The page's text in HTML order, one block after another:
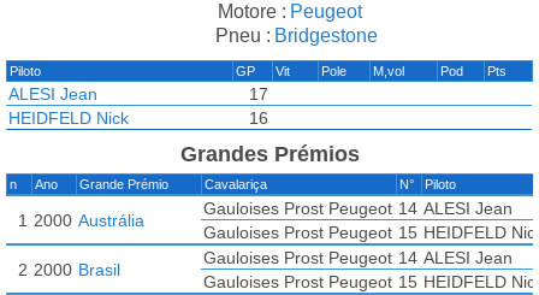
Motore : Peugeot
Pneu : Bridgestone
Piloto GP Vit Pole M,vol Pod Pts
ALESI Jean
17
HEIDFELD Nick
16
Grandes Prémios
n Ano Grande Prémio Cavalariça N° Piloto
1 2000 Austrália
Gauloises Prost Peugeot 14 ALESI Jean
Gauloises Prost Peugeot 15 HEIDFELD
2 2000 Brasil
Gauloises Prost Peugeot 14 ALESI Jean
Gauloises Prost Peugeot 15 HEIDFELD